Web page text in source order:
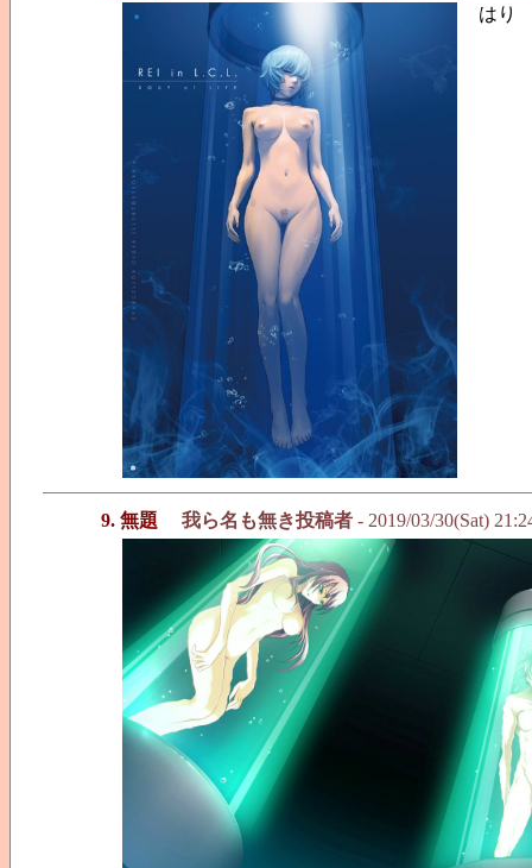
はり
9. 無題 我ら名も無き投稿者 - 2019/03/30(Sat)